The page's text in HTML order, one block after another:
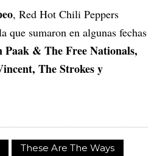
, Red Hot Chili Peppers
que sumaron en algunas fechas
Paak & The Free Nationals,
The Strokes y
These Are The Ways